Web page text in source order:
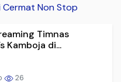
Cermat Non Stop
Timnas
Kamboja di...
26